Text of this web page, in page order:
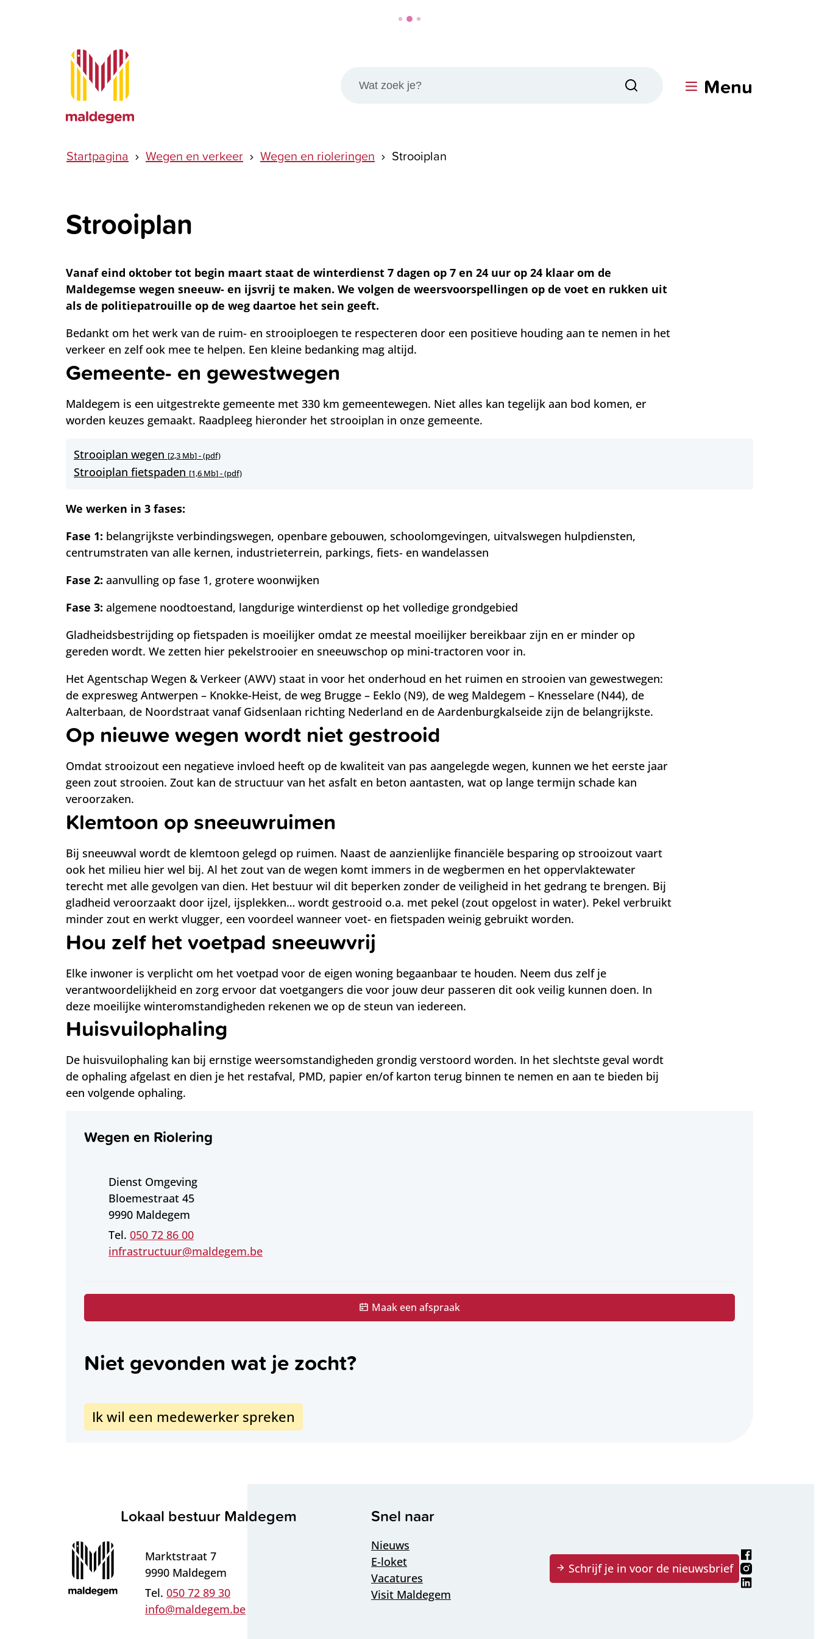
Maldegem
Zoeken Menu
Startpagina Wegen en verkeer Wegen en rioleringen Strooiplan
Strooiplan
Vanaf eind oktober tot begin maart staat de winterdienst 7 dagen op 7 en 24 uur op 24 klaar om de
Maldegemse wegen sneeuw- en ijsvrij te maken. We volgen de weersvoorspellingen op de voet en rukken uit
als de politiepatrouille op de weg daartoe het sein geeft.
Bedankt om het werk van de ruim- en strooiploegen te respecteren door een positieve houding aan te nemen in het
verkeer en zelf ook mee te helpen. Een kleine bedanking mag altijd.
Gemeente- en gewestwegen
Maldegem is een uitgestrekte gemeente met 330 km gemeentewegen. Niet alles kan tegelijk aan bod komen, er
worden keuzes gemaakt. Raadpleeg hieronder het strooiplan in onze gemeente.
Strooiplan wegen 2,3 Mb (pdf)
Strooiplan fietspaden 1,6 Mb (pdf)
We werken in 3 fases:
Fase 1: belangrijkste verbindingswegen, openbare gebouwen, schoolomgevingen, uitvalswegen hulpdiensten,
centrumstraten van alle kernen, industrieterrein, parkings, fiets- en wandelassen
Fase 2: aanvulling op fase 1, grotere woonwijken
Fase 3: algemene noodtoestand, langdurige winterdienst op het volledige grondgebied
Gladheidsbestrijding op fietspaden is moeilijker omdat ze meestal moeilijker bereikbaar zijn en er minder op
gereden wordt. We zetten hier pekelstrooier en sneeuwschop op mini-tractoren voor in.
Het Agentschap Wegen & Verkeer (AWV) staat in voor het onderhoud en het ruimen en strooien van gewestwegen:
de expresweg Antwerpen – Knokke-Heist, de weg Brugge – Eeklo (N9), de weg Maldegem – Knesselare (N44), de
Aalterbaan, de Noordstraat vanaf Gidsenlaan richting Nederland en de Aardenburgkalseide zijn de belangrijkste.
Op nieuwe wegen wordt niet gestrooid
Omdat strooizout een negatieve invloed heeft op de kwaliteit van pas aangelegde wegen, kunnen we het eerste jaar
geen zout strooien. Zout kan de structuur van het asfalt en beton aantasten, wat op lange termijn schade kan
veroorzaken.
Klemtoon op sneeuwruimen
Bij sneeuwval wordt de klemtoon gelegd op ruimen. Naast de aanzienlijke financiële besparing op strooizout vaart
ook het milieu hier wel bij. Al het zout van de wegen komt immers in de wegbermen en het oppervlaktewater
terecht met alle gevolgen van dien. Het bestuur wil dit beperken zonder de veiligheid in het gedrang te brengen. Bij
gladheid veroorzaakt door ijzel, ijsplekken… wordt gestrooid o.a. met pekel (zout opgelost in water). Pekel verbruikt
minder zout en werkt vlugger, een voordeel wanneer voet- en fietspaden weinig gebruikt worden.
Hou zelf het voetpad sneeuwvrij
Elke inwoner is verplicht om het voetpad voor de eigen woning begaanbaar te houden. Neem dus zelf je
verantwoordelijkheid en zorg ervoor dat voetgangers die voor jouw deur passeren dit ook veilig kunnen doen. In
deze moeilijke winteromstandigheden rekenen we op de steun van iedereen.
Huisvuilophaling
De huisvuilophaling kan bij ernstige weersomstandigheden grondig verstoord worden. In het slechtste geval wordt
de ophaling afgelast en dien je het restafval, PMD, papier en/of karton terug binnen te nemen en aan te bieden bij
een volgende ophaling.
Wegen en Riolering
AdresDienst Omgeving
Bloemestraat 45
,9990 Maldegem
050 72 86 00
E-mailinfrastructuur@maldegem.be
Maak een afspraak
Niet gevonden wat je zocht?
Ik wil een medewerker spreken
Contact & openingsuren
Lokaal bestuur Maldegem
AdresMarktstraat 7
,9990 Maldegem
050 72 89 30
E-mailinfo@maldegem.be
Snel naar
Nieuws
E-loket
Vacatures
Visit Maldegem
Schrijf je in voor de nieuwsbrief Facebook
Instagram
LinkedIn